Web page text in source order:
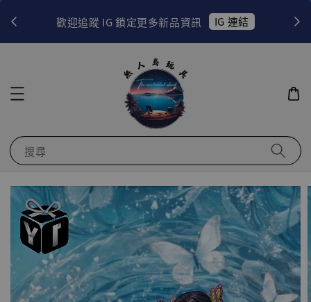
歡迎追蹤 IG 鎖定更多新品資訊 IG 連結
搜尋